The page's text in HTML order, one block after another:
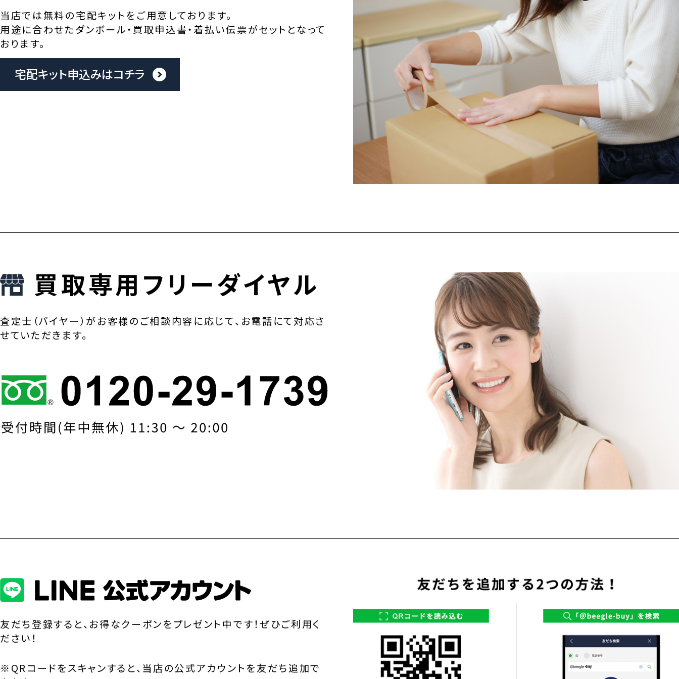
当店では無料の宅配キットをご用意しております。
用途に合わせたダンボール・買取申込書・着払い伝票がセットとなって
おります。
宅配キット申込みはコチラ
買取専用フリーダイヤル
査定士（バイヤー）がお客様のご相談内容に応じて、お電話にて対応さ
せていただきます。
友だち登録すると、お得なクーポンをプレゼント中です！ぜひご利用く
ださい！
※QRコードをスキャンすると、当店の公式アカウントを友だち追加で